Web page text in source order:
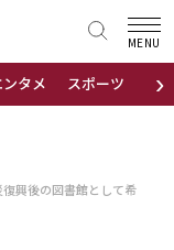
›
ンタメ スポーツ 地域
MENU
興後の図書館として希